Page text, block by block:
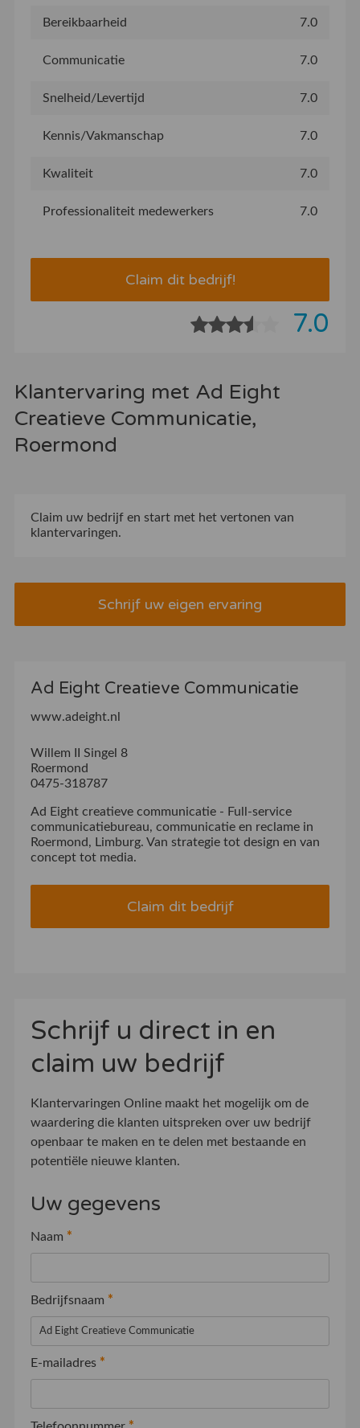
Bereikbaarheid 7.0
Communicatie 7.0
Snelheid/Levertijd 7.0
Kennis/Vakmanschap 7.0
Kwaliteit 7.0
Professionaliteit medewerkers 7.0
Claim dit bedrijf!
7.0
Klantervaring met Ad Eight
Creatieve Communicatie,
Roermond
Claim uw bedrijfen start met het vertonen van
klantervaringen.
Schrijf uw eigen ervaring
Ad Eight Creatieve Communicatie
www.adeight.nl
Willem II Singel 8
Roermond
0475-318787
Ad Eight creatieve communicatie - Full-service
communicatiebureau, communicatie en reclame in
Roermond, Limburg. Van strategie tot design en van
concept tot media.
Claim dit bedrijf
Schrijf u direct in en
claim uw bedrijf
Klantervaringen Online maakt het mogelijk om de
waardering die klanten uitspreken over uw bedrijf
openbaar te maken en te delen met bestaande en
potentiële nieuwe klanten.
Uw gegevens
Naam *
Bedrijfsnaam *
E-mailadres *